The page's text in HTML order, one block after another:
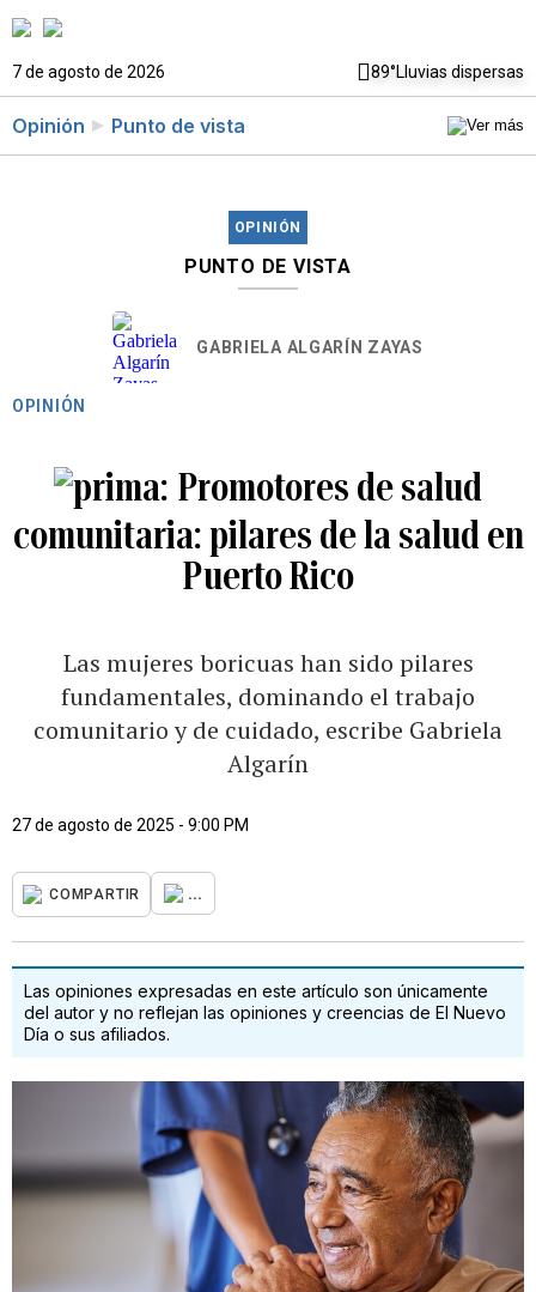
7 de agosto de 2026 89°Lluvias dispersas
Opinión Punto de vista
OPINIÓN
PUNTO DE VISTA
GABRIELA ALGARÍN ZAYAS
OPINIÓN
Promotores de salud
comunitaria: pilares de la salud en
Puerto Rico
Las mujeres boricuas han sido pilares
fundamentales, dominando el trabajo
comunitario y de cuidado, escribe Gabriela
Algarín
27 de agosto de 2025 - 9:00 PM
COMPARTIR ...
Las opiniones expresadas en este artículo son únicamente
del autor y no reflejan las opiniones y creencias de El Nuevo
Día o sus afiliados.